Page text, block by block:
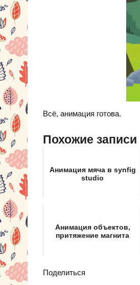
Всё, анимация готова.
Похожие записи
Анимация мяча в synfig
studio
Анимация объектов,
притяжение магнита
Поделиться